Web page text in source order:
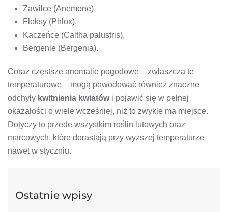
Zawilce (Anemone),
Floksy (Phlox),
Kaczeńce (Caltha palustris),
Bergenie (Bergenia).
Coraz częstsze anomalie pogodowe – zwłaszcza te
temperaturowe – mogą powodować również znaczne
odchyły kwitnienia kwiatówi pojawić się w pełnej
okazałości o wiele wcześniej, niż to zwykle ma miejsce.
Dotyczy to przede wszystkim roślin lutowych oraz
marcowych, które dorastają przy wyższej temperaturze
nawet w styczniu.
Ostatnie wpisy